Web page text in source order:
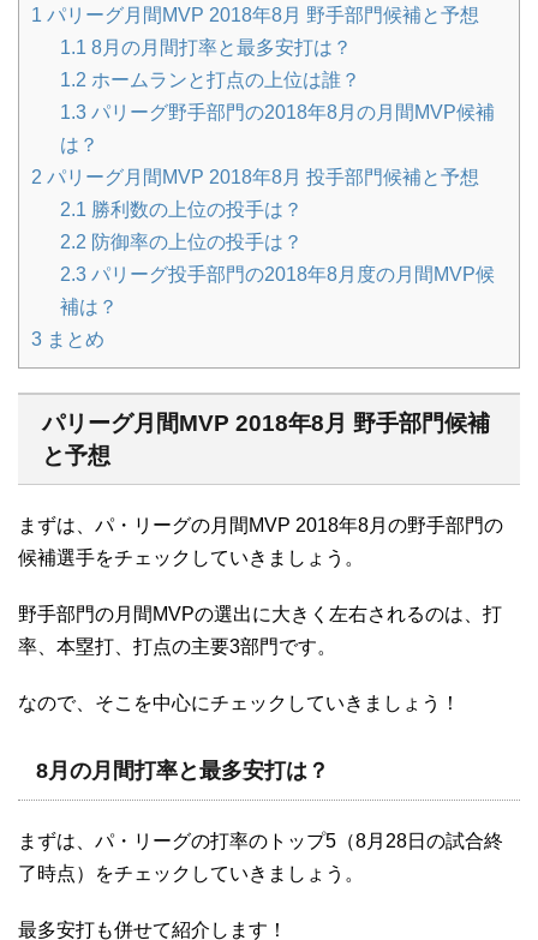
1 パリーグ月間MVP 2018年8月 野手部門候補と予想
1.1 8月の月間打率と最多安打は？
1.2 ホームランと打点の上位は誰？
1.3 パリーグ野手部門の2018年8月の月間MVP候補
は？
2 パリーグ月間MVP 2018年8月 投手部門候補と予想
2.1 勝利数の上位の投手は？
2.2 防御率の上位の投手は？
2.3 パリーグ投手部門の2018年8月度の月間MVP候
補は？
3 まとめ
パリーグ月間MVP 2018年8月 野手部門候補
と予想
まずは、パ・リーグの月間MVP 2018年8月の野手部門の
候補選手をチェックしていきましょう。
野手部門の月間MVPの選出に大きく左右されるのは、打
率、本塁打、打点の主要3部門です。
なので、そこを中心にチェックしていきましょう！
8月の月間打率と最多安打は？
まずは、パ・リーグの打率のトップ5（8月28日の試合終
了時点）をチェックしていきましょう。
最多安打も併せて紹介します！